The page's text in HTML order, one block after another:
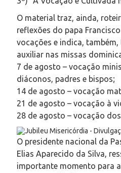
O material traz, ainda,
reflexões do papa
vocações e indica,
auxiliar nas missas
7 de agosto – vocação
diáconos, padres e bispos;
14 de agosto – vocação
21 de agosto – vocação à
28 de agosto – vocação
O presidente nacional da
Elias Aparecido da Silva,
importante momento para